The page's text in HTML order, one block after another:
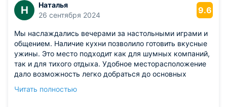
Н
Наталья
26 сентября 2024
9.6
Мы наслаждались вечерами за настольными играми и
общением. Наличие кухни позволило готовить вкусные
ужины. Это место подходит как для шумных компаний,
так и для тихого отдыха. Удобное месторасположение
дало возможность легко добраться до основных
Из недостатков: в квартире не было достаточного
Читать полностью